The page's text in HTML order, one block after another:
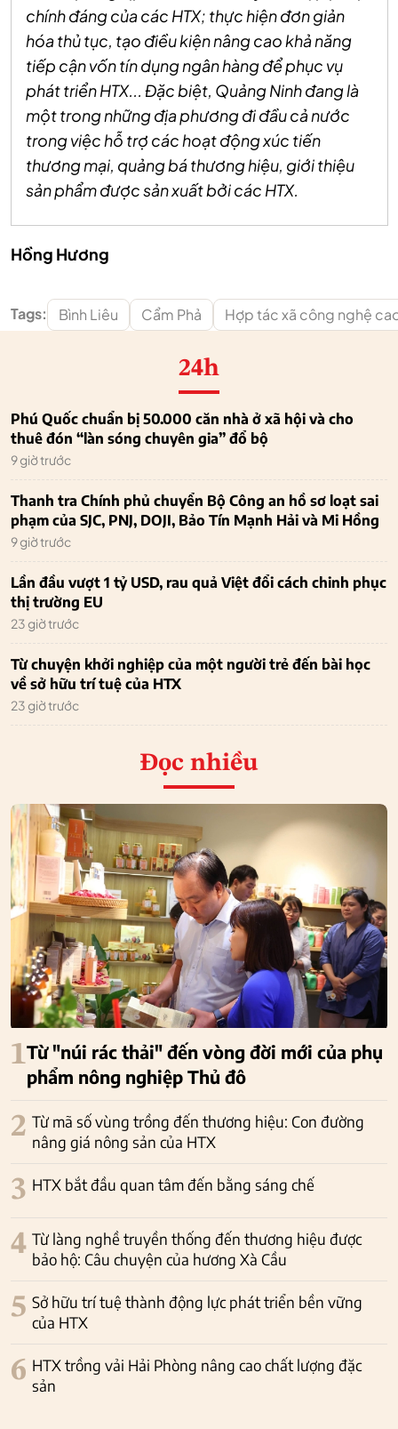
chính đáng của các HTX; thực hiện đơn giản
hóa thủ tục, tạo điều kiện nâng cao khả năng
tiếp cận vốn tín dụng ngân hàng để phục vụ
phát triển HTX... Đặc biệt, Quảng Ninh đang là
một trong những địa phương đi đầu cả nước
trong việc hỗ trợ các hoạt động xúc tiến
thương mại, quảng bá thương hiệu, giới thiệu
sản phẩm được sản xuất bởi các HTX.
Hồng Hương
Tags: Bình Liêu Cẩm Phả Hợp tác xã công nghệ
24h
Phú Quốc chuẩn bị 50.000 căn nhà ở xã hội và cho
thuê đón “làn sóng chuyên gia” đổ bộ
9 giờ trước
Thanh tra Chính phủ chuyển Bộ Công an hồ sơ loạt sai
phạm của SJC, PNJ, DOJI, Bảo Tín Mạnh Hải và Mi Hồng
9 giờ trước
Lần đầu vượt 1 tỷ USD, rau quả Việt đổi cách chinh phục
thị trường EU
23 giờ trước
Từ chuyện khởi nghiệp của một người trẻ đến bài học
về sở hữu trí tuệ của HTX
23 giờ trước
Đọc nhiều
1Từ "núi rác thải" đến vòng đời mới của phụ
phẩm nông nghiệp Thủ đô
2 Từ mã số vùng trồng đến thương hiệu: Con đường
nâng giá nông sản của HTX
3 HTX bắt đầu quan tâm đến bằng sáng chế
4 Từ làng nghề truyền thống đến thương hiệu được
bảo hộ: Câu chuyện của hương Xà Cầu
5 Sở hữu trí tuệ thành động lực phát triển bền vững
của HTX
6 HTX trồng vải Hải Phòng nâng cao chất lượng đặc
sản